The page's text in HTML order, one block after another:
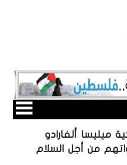
ميليسا ألفارادو
من أجل السلام